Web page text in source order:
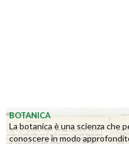
BOTANICA
La botanica è una scienza che
conoscere in modo